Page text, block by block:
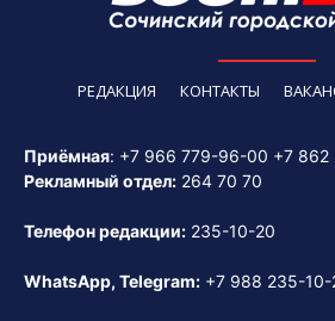
РЕДАКЦИЯ КОНТАКТЫ
Приёмная: +7 966 779-96-00 +7
Рекламный отдел: 264 70 70
Телефон редакции: 235-10-20
WhatsApp, Telegram: +7 988 235-10-